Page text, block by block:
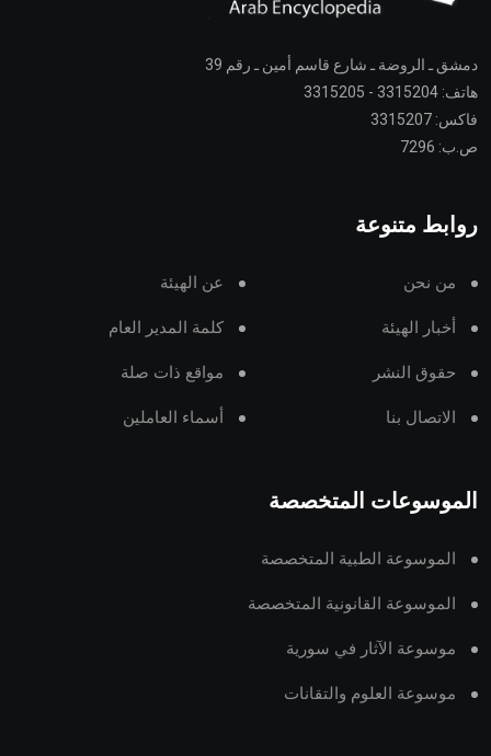
دمشق ـ الروضة ـ شارع قاسم أمين ـ رقم 39
هاتف: 3315204 - 3315205
فاكس: 3315207
ص.ب: 7296
روابط متنوعة
من نحن عن الهيئة
أخبار الهيئة كلمة المدير العام
حقوق النشر مواقع ذات صلة
الاتصال بنا أسماء العاملين
الموسوعات المتخصصة
الموسوعة الطبية المتخصصة
الموسوعة القانونية المتخصصة
موسوعة الآثار في سورية
موسوعة العلوم والتقانات